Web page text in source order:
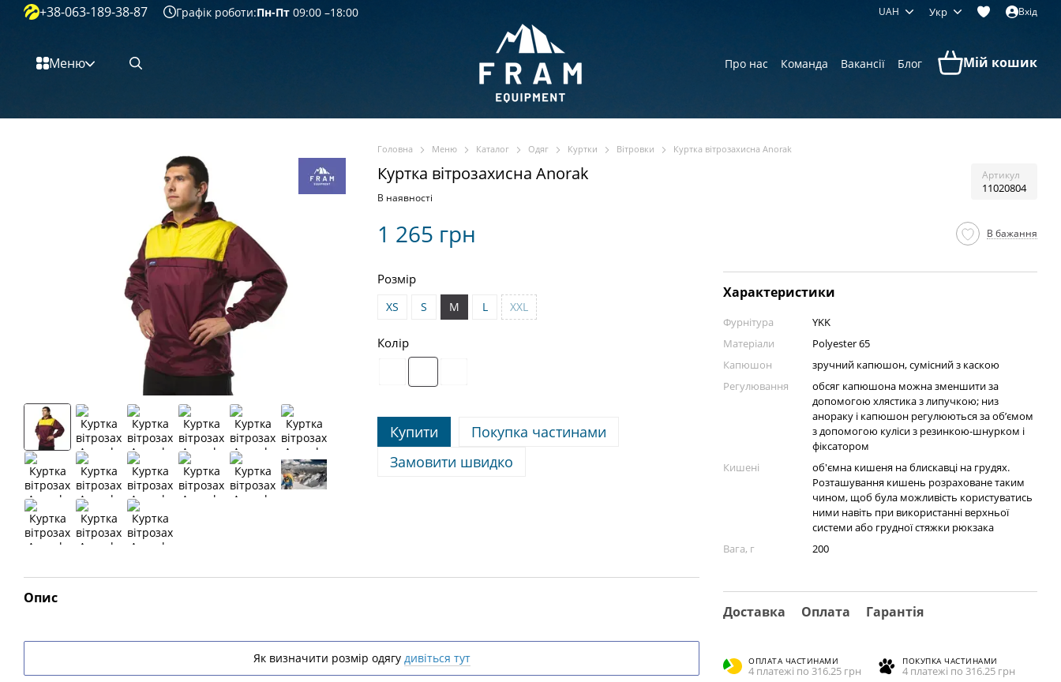
Перейти к основному контенту
+38-063-189-38-87 Графік роботи:Пн-Пт 09:00 –18:00 UAH Укр Вхід
Меню Про нас Команда Вакансії Блог Мій кошик
Головна Меню Каталог Одяг Куртки Вітровки Куртка вітрозахисна Anorak
Куртка вітрозахисна Anorak Артикул
11020804
В наявності
1 265 грн В бажання
Розмір
XS S M L XXL
Колір
Купити
Покупка частинами
Замовити швидко
Характеристики
Фурнітура
YKK
Матеріали
Polyester 65
Капюшон
зручний капюшон, сумісний з каскою
Регулювання
обсяг капюшона можна зменшити за
допомогою хлястика з липучкою; низ
анораку і капюшон регулюються за об’ємом
з допомогою куліси з резинкою-шнурком і
фіксатором
Кишені
об'ємна кишеня на блискавці на грудях.
Розташування кишень розраховане таким
чином, щоб була можливість користуватись
ними навіть при використанні верхньої
системи або грудної стяжки рюкзака
Вага, г
200
Доставка Оплата Гарантія
ОПЛАТА ЧАСТИНАМИ
4 платежі по 316.25 грн
ПОКУПКА ЧАСТИНАМИ
4 платежі по 316.25 грн
Опис
Як визначити розмір одягу дивіться тут